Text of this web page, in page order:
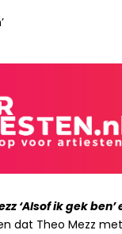
‘Alsof ik gek
dat Theo Mezz